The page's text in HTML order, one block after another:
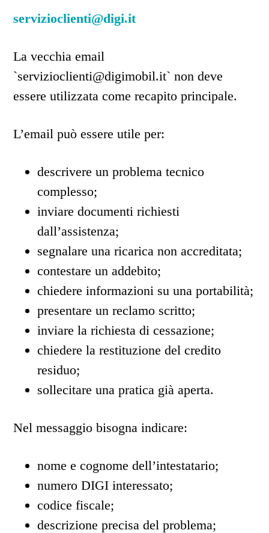
servizioclienti@digi.it
La vecchia email
`servizioclienti@digimobil.it` non deve
essere utilizzata come recapito principale.
L’email può essere utile per:
descrivere un problema tecnico
complesso;
inviare documenti richiesti
dall’assistenza;
segnalare una ricarica non accreditata;
contestare un addebito;
chiedere informazioni su una portabilità;
presentare un reclamo scritto;
inviare la richiesta di cessazione;
chiedere la restituzione del credito
residuo;
sollecitare una pratica già aperta.
Nel messaggio bisogna indicare:
nome e cognome dell’intestatario;
numero DIGI interessato;
codice fiscale;
descrizione precisa del problema;